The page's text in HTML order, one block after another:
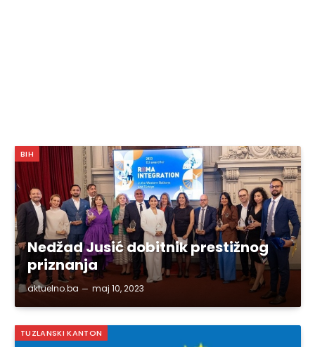
BIH
Nedžad Jusić dobitnik prestižnog
priznanja
aktuelno.ba maj 10, 2023
TUZLANSKI KANTON